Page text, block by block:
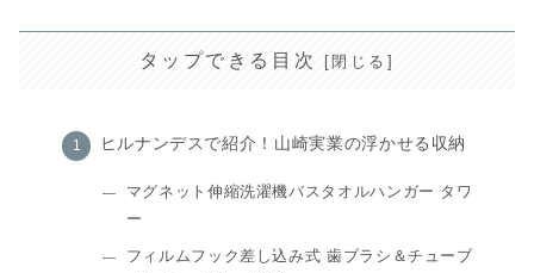
タップできる目次
ヒルナンデスで紹介！山崎実業の浮かせる収納
マグネット伸縮洗濯機バスタオルハンガー タワ
ー
フィルムフック差し込み式 歯ブラシ＆チューブ